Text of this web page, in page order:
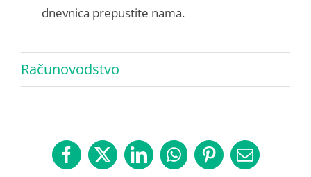
dnevnica prepustite nama.
Računovodstvo
Facebook
X LinkedInWhatsApp
PinterestEmail